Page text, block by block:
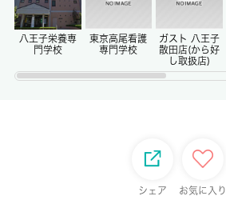
償却/敷引
-/-
権利金/雑費
八王子栄養専
門学校
東京高尾看護
専門学校
ガスト 八王子
散田店(から好
し取扱店)
シェア お気に入り